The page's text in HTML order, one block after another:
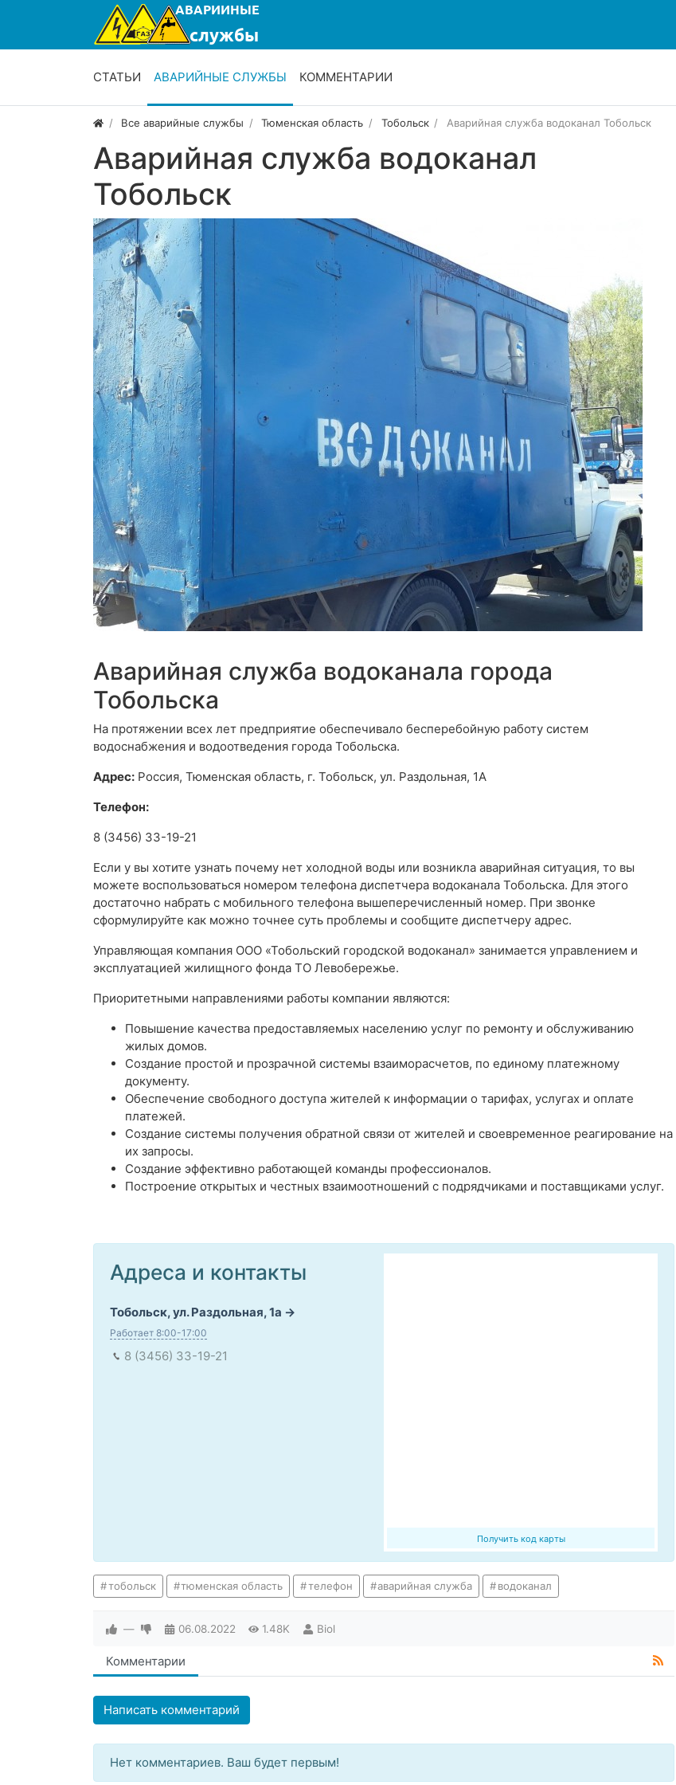
СТАТЬИ АВАРИЙНЫЕ СЛУЖБЫ КОММЕНТАРИИ
Все аварийные службы Тюменская область Тобольск Аварийная служба водоканал Тобольск
Аварийная служба водоканал
Тобольск
Аварийная служба водоканала города
Тобольска
На протяжении всех лет предприятие обеспечивало бесперебойную работу систем
водоснабжения и водоотведения города Тобольска.
Адрес: Россия, Тюменская область, г. Тобольск, ул. Раздольная, 1А
Телефон:
8 (3456) 33-19-21
Если у вы хотите узнать почему нет холодной воды или возникла аварийная ситуация, то вы
можете воспользоваться номером телефона диспетчера водоканала Тобольска. Для этого
достаточно набрать с мобильного телефона вышеперечисленный номер. При звонке
сформулируйте как можно точнее суть проблемы и сообщите диспетчеру адрес.
Управляющая компания ООО «Тобольский городской водоканал» занимается управлением и
эксплуатацией жилищного фонда ТО Левобережье.
Приоритетными направлениями работы компании являются:
Повышение качества предоставляемых населению услуг по ремонту и обслуживанию
жилых домов.
Создание простой и прозрачной системы взаиморасчетов, по единому платежному
документу.
Обеспечение свободного доступа жителей к информации о тарифах, услугах и оплате
платежей.
Создание системы получения обратной связи от жителей и своевременное реагирование на
их запросы.
Создание эффективно работающей команды профессионалов.
Построение открытых и честных взаимоотношений с подрядчиками и поставщиками услуг.
Получить код карты
Адреса и контакты
Тобольск, ул. Раздольная, 1а
Работает 8:00-17:00
8 (3456) 33-19-21
тобольск тюменская область телефон аварийная служба водоканал
— 06.08.2022 1.48K Biol
Комментарии
Написать комментарий
Нет комментариев. Ваш будет первым!